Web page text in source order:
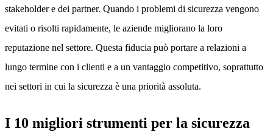
stakeholder e dei partner. Quando i problemi di sicurezza vengono
evitati o risolti rapidamente, le aziende migliorano la loro
reputazione nel settore. Questa fiducia può portare a relazioni a
lungo termine con i clienti e a un vantaggio competitivo, soprattutto
nei settori in cui la sicurezza è una priorità assoluta.
I 10 migliori strumenti per la sicurezza